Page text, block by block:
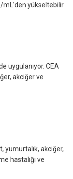
mL'den yükseltebilir.
uygulanıyor. CEA
akciğer ve
yumurtalık, akciğer,
hastalığı ve